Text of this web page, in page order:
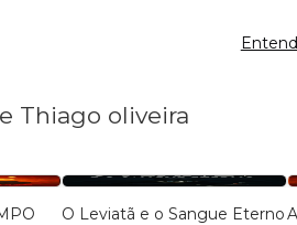
Thiago oliveira
O Leviatã e o Sangue Eterno